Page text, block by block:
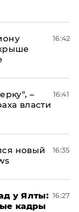
16:42
–
власти
16:41
новый
16:35
у Ялты:
кадры
16:27